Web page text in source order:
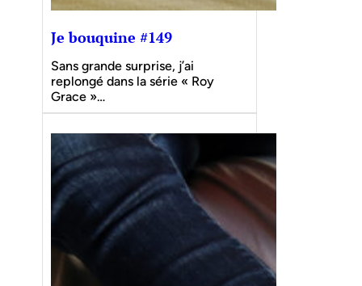
Je bouquine #149
Sans grande surprise, j’ai
replongé dans la série « Roy
Grace »…